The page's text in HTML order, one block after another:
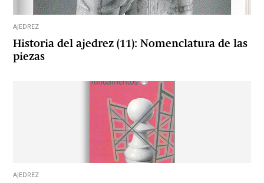
AJEDREZ
Historia del ajedrez (11): Nomenclatura de las
piezas
AJEDREZ